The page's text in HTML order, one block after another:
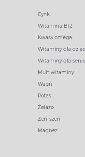
Cynk
Witamina B12
Kwasy omega
Witaminy dla
Witaminy dla
Multiwitaminy
Wapń
Potas
Żelazo
Żeń-szeń
Magnez